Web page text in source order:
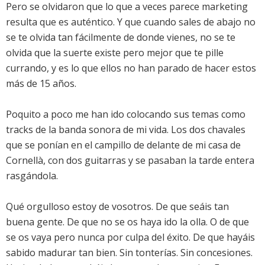
Pero se olvidaron que lo que a veces parece marketing
resulta que es auténtico. Y que cuando sales de abajo no
se te olvida tan fácilmente de donde vienes, no se te
olvida que la suerte existe pero mejor que te pille
currando, y es lo que ellos no han parado de hacer estos
más de 15 años.
Poquito a poco me han ido colocando sus temas como
tracks de la banda sonora de mi vida. Los dos chavales
que se ponían en el campillo de delante de mi casa de
Cornellà, con dos guitarras y se pasaban la tarde entera
rasgándola.
Qué orgulloso estoy de vosotros. De que seáis tan
buena gente. De que no se os haya ido la olla. O de que
se os vaya pero nunca por culpa del éxito. De que hayáis
sabido madurar tan bien. Sin tonterías. Sin concesiones.